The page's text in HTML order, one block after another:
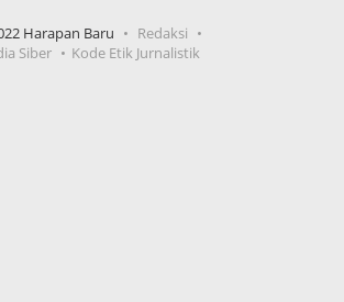
Harapan Baru
Redaksi
Siber
Kode Etik Jurnalistik